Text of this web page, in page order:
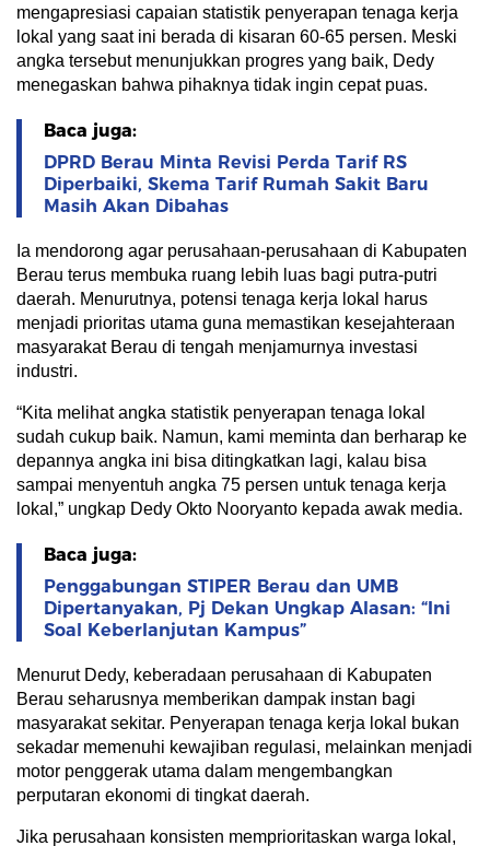
mengapresiasi capaian statistik penyerapan tenaga kerja
lokal yang saat ini berada di kisaran 60-65 persen. Meski
angka tersebut menunjukkan progres yang baik, Dedy
menegaskan bahwa pihaknya tidak ingin cepat puas.
Baca juga:
DPRD Berau Minta Revisi Perda Tarif RS
Diperbaiki, Skema Tarif Rumah Sakit Baru
Masih Akan Dibahas
Ia mendorong agar perusahaan-perusahaan di Kabupaten
Berau terus membuka ruang lebih luas bagi putra-putri
daerah. Menurutnya, potensi tenaga kerja lokal harus
menjadi prioritas utama guna memastikan kesejahteraan
masyarakat Berau di tengah menjamurnya investasi
industri.
“Kita melihat angka statistik penyerapan tenaga lokal
sudah cukup baik. Namun, kami meminta dan berharap ke
depannya angka ini bisa ditingkatkan lagi, kalau bisa
sampai menyentuh angka 75 persen untuk tenaga kerja
lokal,” ungkap Dedy Okto Nooryanto kepada awak media.
Baca juga:
Penggabungan STIPER Berau dan UMB
Dipertanyakan, Pj Dekan Ungkap Alasan: “Ini
Soal Keberlanjutan Kampus”
Menurut Dedy, keberadaan perusahaan di Kabupaten
Berau seharusnya memberikan dampak instan bagi
masyarakat sekitar. Penyerapan tenaga kerja lokal bukan
sekadar memenuhi kewajiban regulasi, melainkan menjadi
motor penggerak utama dalam mengembangkan
perputaran ekonomi di tingkat daerah.
Jika perusahaan konsisten memprioritaskan warga lokal,